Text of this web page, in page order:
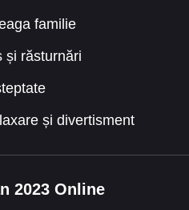
familie
și răsturnări
și divertisment
2023 Online